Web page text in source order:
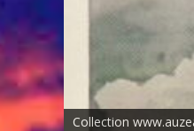
Collection